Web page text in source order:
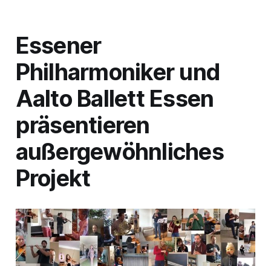
Essener
Philharmoniker und
Aalto Ballett Essen
präsentieren
außergewöhnliches
Projekt